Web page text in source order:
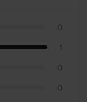
0
1
0
0